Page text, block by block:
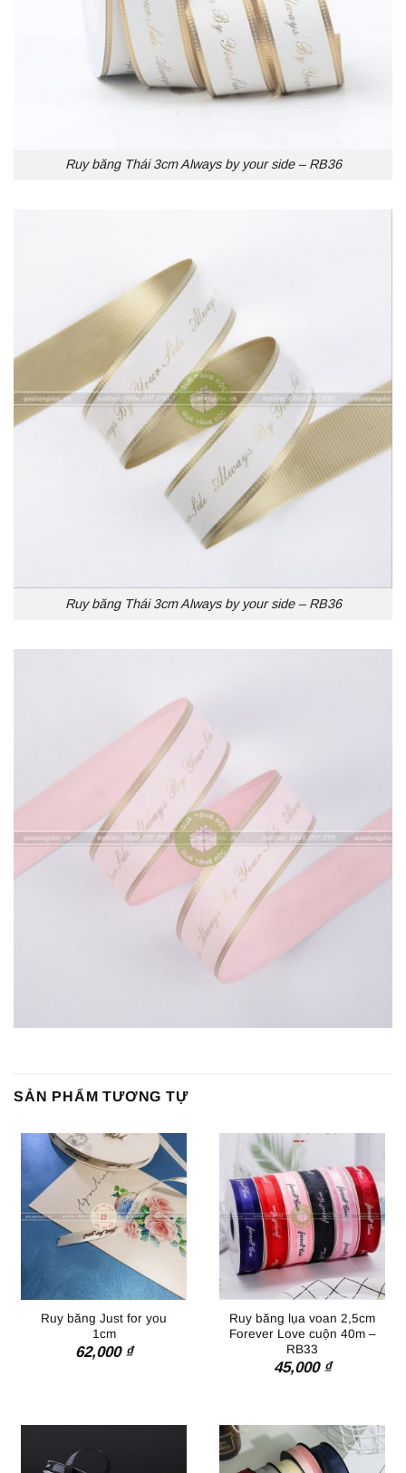
Ruy băng Thái 3cm Always by your side – RB36
Ruy băng Thái 3cm Always by your side – RB36
SẢN PHẨM TƯƠNG TỰ
Ruy băng Just for you
1cm
62,000 ₫
Ruy băng lụa voan 2,5cm
Forever Love cuộn 40m –
RB33
45,000 ₫